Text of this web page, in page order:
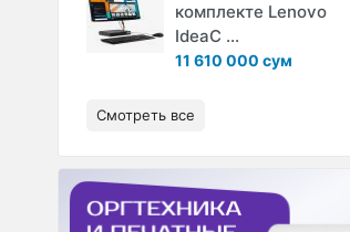
комплекте Lenovo
IdeaC ...
11 610 000 сум
Смотреть все